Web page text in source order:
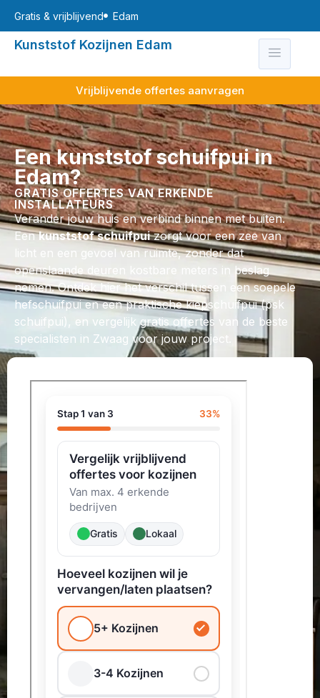
Gratis & vrijblijvend Edam
Kunststof Kozijnen Edam
Vrijblijvende offertes aanvragen
Een kunststof schuifpui in
Edam?
GRATIS OFFERTES VAN ERKENDE
INSTALLATEURS
Verander jouw huis en verbind binnen met buiten.
Eenkunststof schuifpuizorgt voor een zee van
licht en een gevoel van ruimte, zonder dat
openslaande deuren kostbare meters in beslag
nemen. Ontdek hier het verschil tussen een soepele
hefschuifpui en een praktische kiepschuifpui (psk
schuifpui), en vergelijk gratis offertes van de beste
specialisten in Zwaag voor jouw project.